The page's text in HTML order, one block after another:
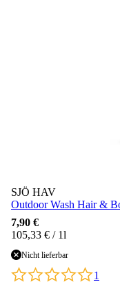
SJÖ HAV
Outdoor Wash Hair &
7,90 €
105,33 € / 1l
Nicht lieferbar
1